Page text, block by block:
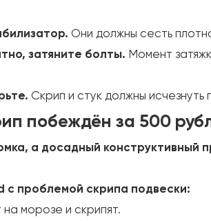
Они должны сесть
затяните болты. Момент
Скрип и стук должны исчезнуть
побеждён за 500
а досадный конструктивный
с проблемой скрипа подвески:
морозе и скрипят.